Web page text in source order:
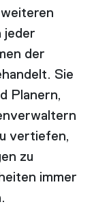
jeder
der
Sie
Planern,
vertiefen,
zu
immer